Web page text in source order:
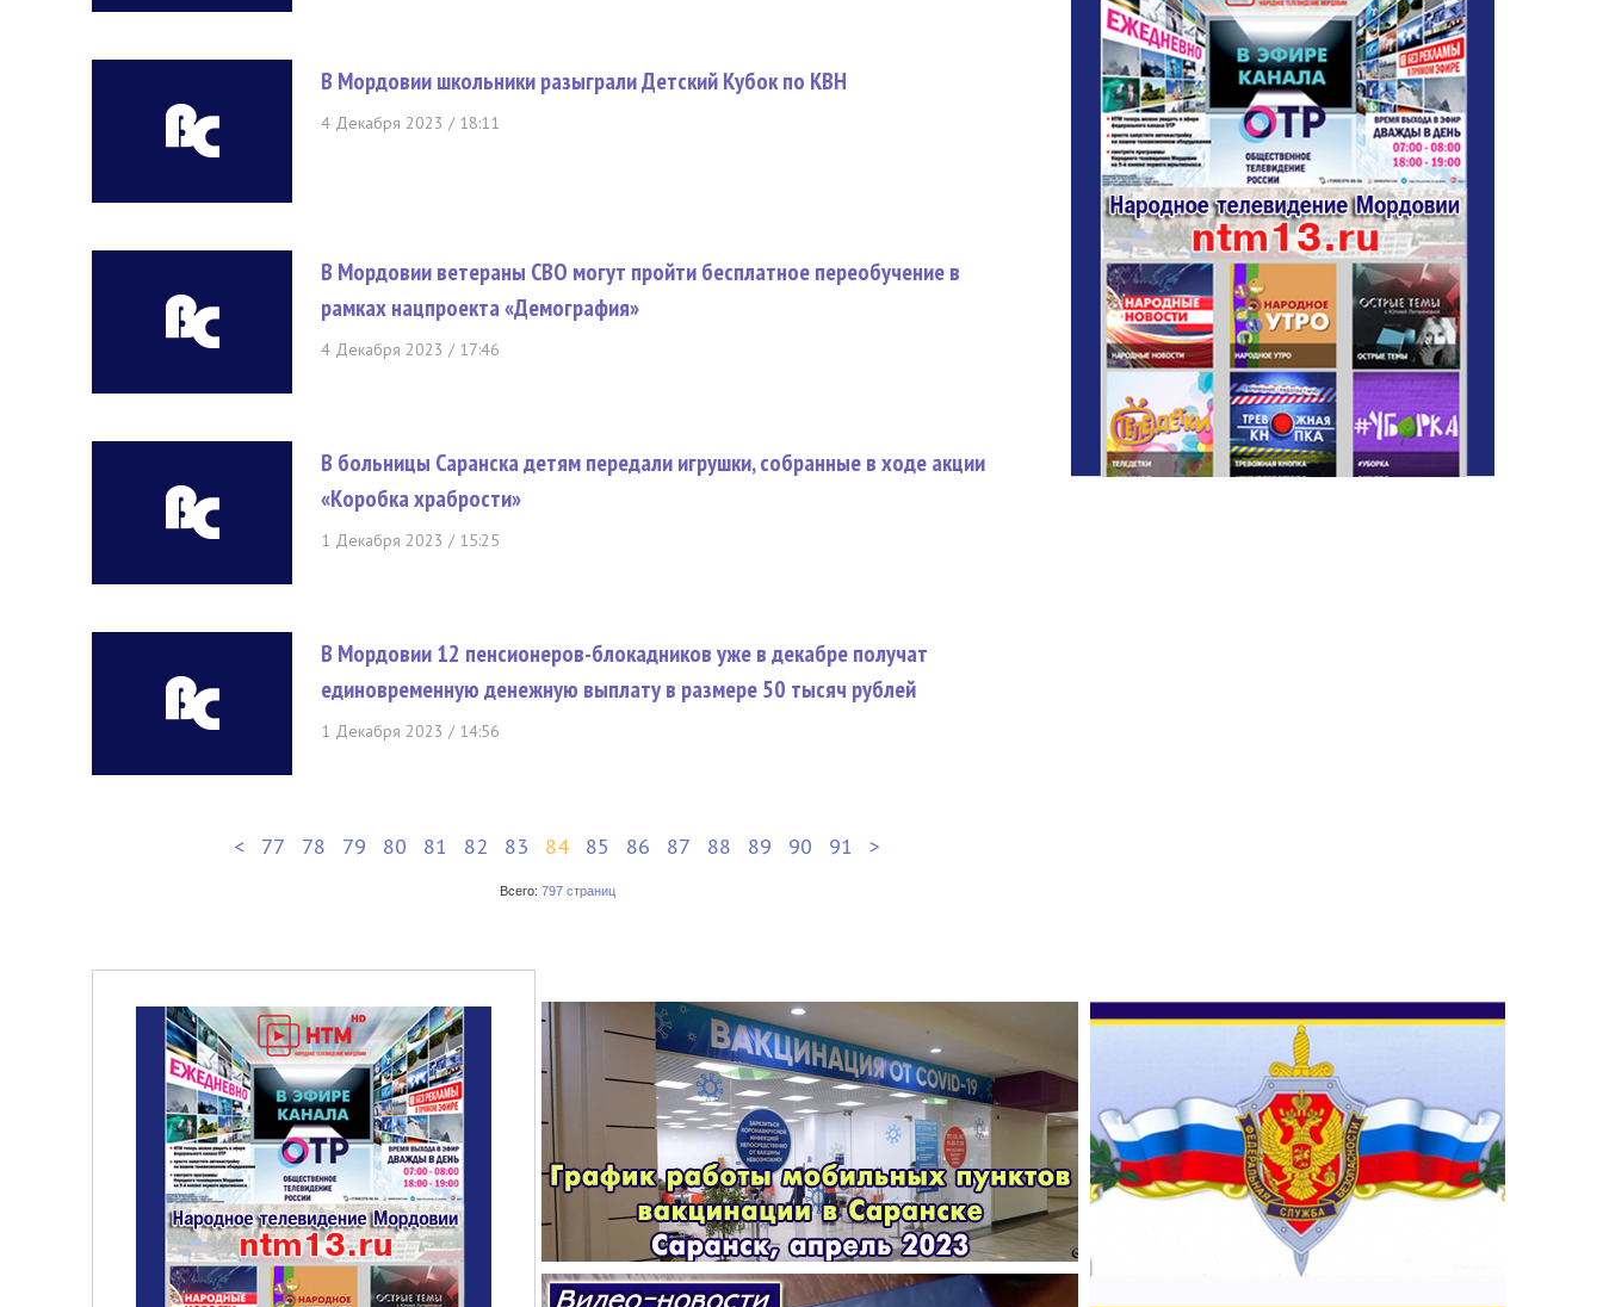
В Мордовии школьники разыграли Детский Кубок по КВН
4 Декабря 2023 / 18:11
В Мордовии ветераны СВО могут пройти бесплатное переобучение в
рамках нацпроекта «Демография»
4 Декабря 2023 / 17:46
В больницы Саранска детям передали игрушки, собранные в ходе акции
«Коробка храбрости»
1 Декабря 2023 / 15:25
В Мордовии 12 пенсионеров-блокадников уже в декабре получат
единовременную денежную выплату в размере 50 тысяч рублей
1 Декабря 2023 / 14:56
< 77 78 79 80 81 82 83 84 85 86 87 88 89 90 91 >
Всего: 797 страниц